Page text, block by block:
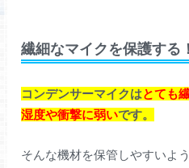
繊細なマイクを保護する
コンデンサーマイクはとても
湿度や衝撃に弱いです。
そんな機材を保管しやすいよう